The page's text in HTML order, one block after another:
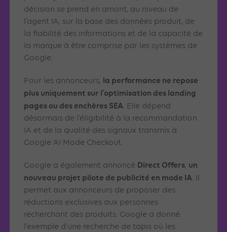
décision se prend en amont, au niveau de
l’agent IA, sur la base des données produit, de
la fiabilité des informations et de la capacité de
la marque à être comprise par les systèmes de
Google.
Pour les annonceurs, la performance ne repose
plus uniquement sur l’optimisation des landing
pages ou des enchères SEA. Elle dépend
désormais de l’éligibilité à la recommandation
IA et de la qualité des signaux transmis à
Google AI Mode Checkout.
Google a également annoncé Direct Offers, un
nouveau projet pilote de publicité en mode IA. Il
permet aux annonceurs de proposer des
réductions exclusives aux personnes
recherchant des produits. Google a donné
l’exemple d’une recherche de tapis où les